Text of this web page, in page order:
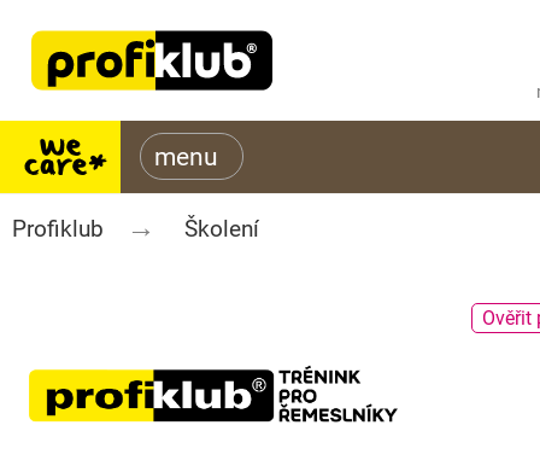
Profiklub Školení
Ověřit